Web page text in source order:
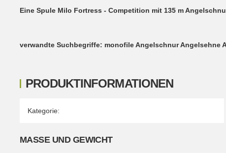
PRODUKTINFORMATIONEN
Produkteigenschaft
Wert
Kategorie:
MASSE UND GEWICHT
Eine Spule Milo Fortress - Competition mit 135 m
verwandte Suchbegriffe: monofile Angelschnur